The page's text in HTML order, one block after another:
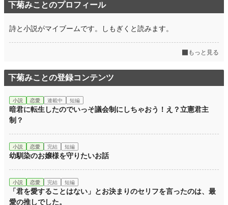
週間ポイント 8,140 pt (1,187 位)
月間ポイント 38,509 pt (1,197 位)
年間ポイント 560,773 pt (875 位)
下菊みことのプロフィール
詩と小説がマイブームです。しもぎくと読みます。
もっと見る
下菊みことの登録コンテンツ
小説 恋愛 連載中 短編
暗君に転生したのでいっそ議会制にしちゃおう！え？立憲君主
制？
小説 恋愛 完結 短編
幼馴染のお嬢様を守りたいお話
小説 恋愛 完結 短編
「君を愛することはない」とお決まりのセリフを言ったのは、最
愛の推しでした。